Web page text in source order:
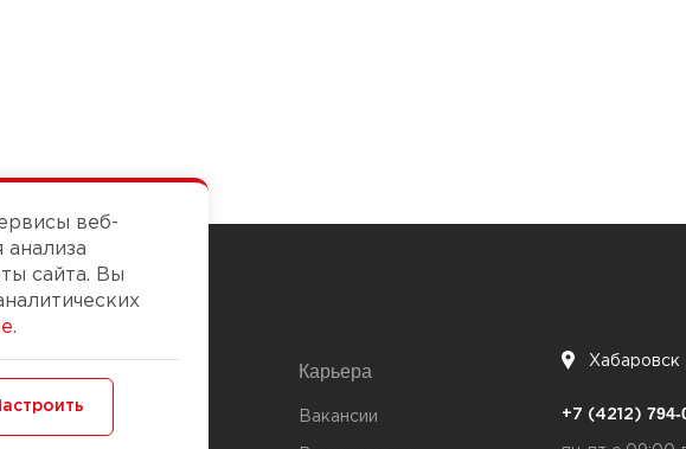
и оплата
Карьера
Вакансии
Хабаровск
+7 (4212) 794-
веб-
сайта. Вы
.